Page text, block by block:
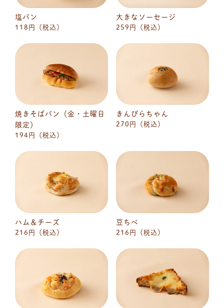
塩パン
118円（税込）
大きなソーセージ
259円（税込）
焼きそばパン（金・土曜日
限定）
194円（税込）
きんぴらちゃん
270円（税込）
ハム＆チーズ
216円（税込）
豆ちべ
216円（税込）